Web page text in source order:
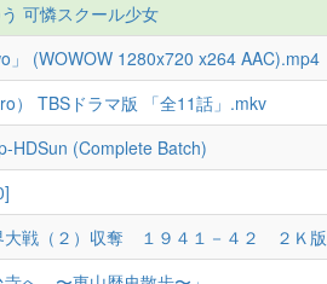
可憐スクール少女
」 (WOWOW 1280x720 x264 AAC).mp4
） TBSドラマ版 「全11話」.mkv
HDSun (Complete Batch)
戦（２）収奪 １９４１－４２ ２Ｋ版